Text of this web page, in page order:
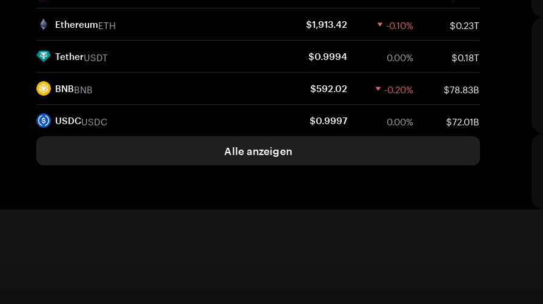
EthereumETH $1,913.42 -0.10% $0.23T
TetherUSDT $0.9994 0.00% $0.18T
BNBBNB $592.02 -0.20% $78.83B
USDCUSDC $0.9997 0.00% $72.01B
Alle anzeigen